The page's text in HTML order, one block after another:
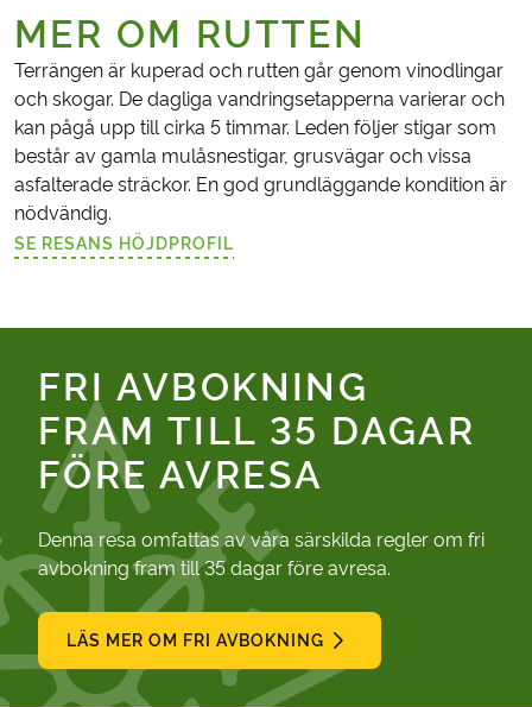
MER OM RUTTEN
Terrängen är kuperad och rutten går genom vinodlingar
och skogar. De dagliga vandringsetapperna varierar och
kan pågå upp till cirka 5 timmar. Leden följer stigar som
består av gamla mulåsnestigar, grusvägar och vissa
asfalterade sträckor. En god grundläggande kondition är
nödvändig.
SE RESANS HÖJDPROFIL
FRI AVBOKNING
FRAM TILL 35 DAGAR
FÖRE AVRESA
Denna resa omfattas av våra särskilda regler om fri
avbokning fram till 35 dagar före avresa.
LÄS MER OM FRI AVBOKNING